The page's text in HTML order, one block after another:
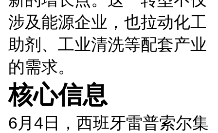
涉及能源企业，也拉动化工
助剂、工业清洗等配套产业
的需求。
核心信息
6月4日，西班牙雷普索尔集